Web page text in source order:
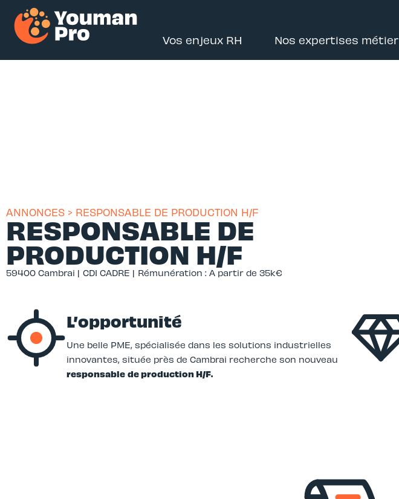
Vos enjeux RH Nos expertises métier
ANNONCES > RESPONSABLE DE PRODUCTION H/F
RESPONSABLE DE
PRODUCTION H/F
59400 Cambrai | CDI CADRE | Rémunération : A partir de 35k€
L’opportunité
Une belle PME, spécialisée dans les solutions industrielles
innovantes, située près de Cambrai recherche son nouveau
responsable de production H/F.